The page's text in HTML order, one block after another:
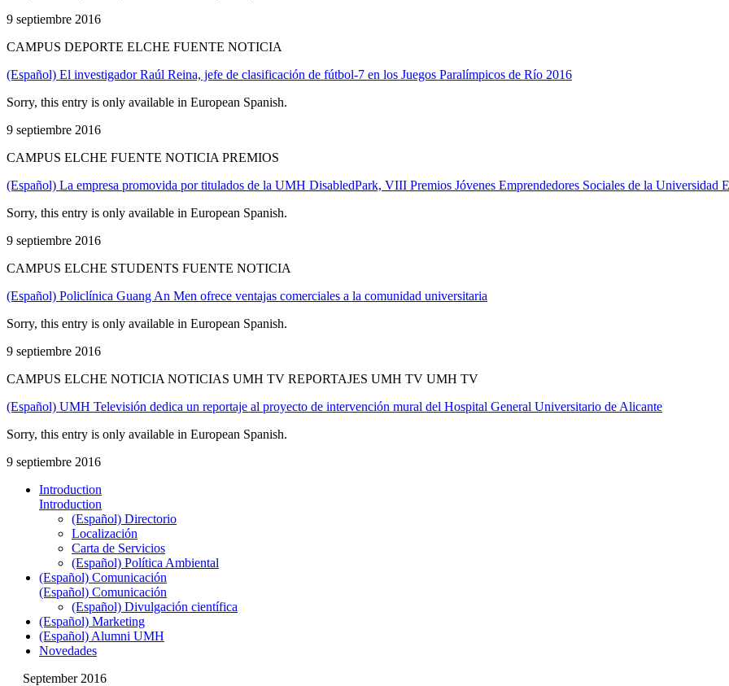
9 septiembre 2016
CAMPUS DEPORTE ELCHE FUENTE NOTICIA
(Español) El investigador Raúl Reina, jefe de clasificación de fútbol-7 en los Juegos Paralímpicos de Río 2016
Sorry, this entry is only available in European Spanish.
9 septiembre 2016
CAMPUS ELCHE FUENTE NOTICIA PREMIOS
(Español) La empresa promovida por titulados de la UMH DisabledPark, VIII Premios Jóvenes Emprendedores Sociales de la Universidad
Sorry, this entry is only available in European Spanish.
9 septiembre 2016
CAMPUS ELCHE STUDENTS FUENTE NOTICIA
(Español) Policlínica Guang An Men ofrece ventajas comerciales a la comunidad universitaria
Sorry, this entry is only available in European Spanish.
9 septiembre 2016
CAMPUS ELCHE NOTICIA NOTICIAS UMH TV REPORTAJES UMH TV UMH TV
(Español) UMH Televisión dedica un reportaje al proyecto de intervención mural del Hospital General Universitario de Alicante
Sorry, this entry is only available in European Spanish.
9 septiembre 2016
Introduction
Introduction
(Español) Directorio
Localización
Carta de Servicios
(Español) Política Ambiental
(Español) Comunicación
(Español) Comunicación
(Español) Divulgación científica
(Español) Marketing
(Español) Alumni UMH
Novedades
September 2016